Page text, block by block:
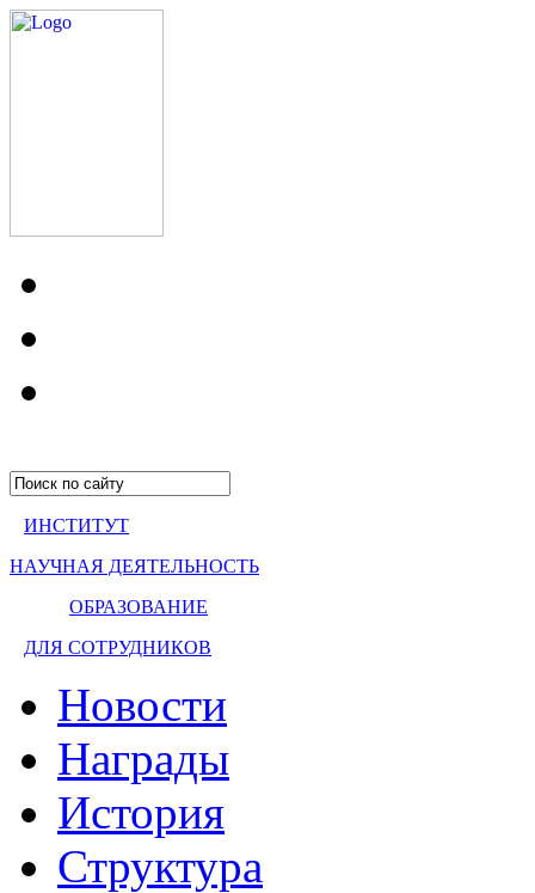
ИНСТИТУТ
НАУЧНАЯ ДЕЯТЕЛЬНОСТЬ
ОБРАЗОВАНИЕ
ДЛЯ СОТРУДНИКОВ
Новости
Награды
История
Структура